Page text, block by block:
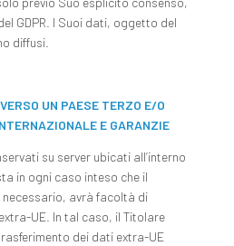
GDPR. I Suoi dati, oggetto del
diffusi.
UN PAESE TERZO E/O
E GARANZIE
su server ubicati all’interno
in ogni caso inteso che il
avrà facoltà di
UE. In tal caso, il Titolare
dei dati extra-UE